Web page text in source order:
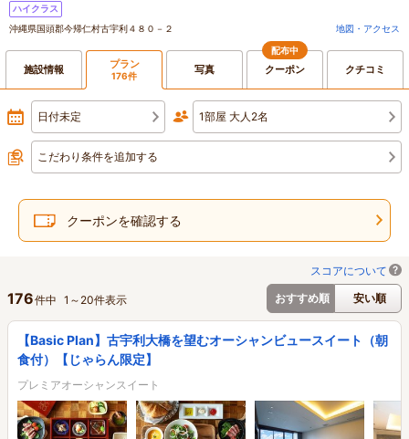
ハイクラス
沖縄県国頭郡今帰仁村古宇利４８０－２
地図・アクセス
施設情報 プラン
176件 写真
配布中
クーポン クチコミ
日付未定 1部屋 大人2名
こだわり条件を追加する
クーポンを確認する
スコアについて
おすすめ順
安い順
176件中 1 ～ 20件表示
【Basic Plan】古宇利大橋を望むオーシャンビュースイート（朝
食付）【じゃらん限定】
プレミアオーシャンスイート